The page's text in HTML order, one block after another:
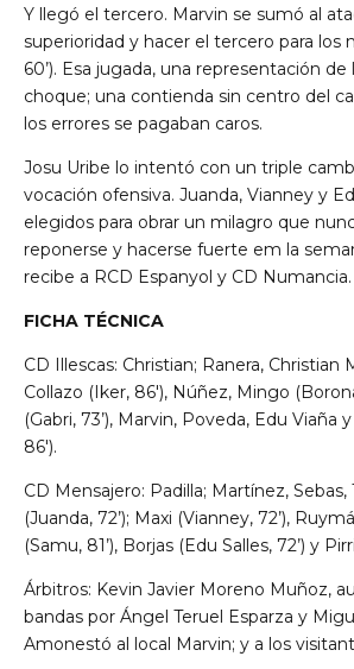
Y llegó el tercero. Marvin se sumó al
superioridad y hacer el tercero para los
60’). Esa jugada, una representación de
choque; una contienda sin centro del
los errores se pagaban caros.
Josu Uribe lo intentó con un triple
vocación ofensiva. Juanda, Vianney y
elegidos para obrar un milagro que
reponerse y hacerse fuerte em la
recibe a RCD Espanyol y CD Numancia.
FICHA TÉCNICA
CD Illescas: Christian; Ranera, Christian
Collazo (Iker, 86′), Núñez, Mingo
(Gabri, 73’), Marvin, Poveda, Edu Viaña
86′).
CD Mensajero: Padilla; Martínez, Sebas,
(Juanda, 72’); Maxi (Vianney, 72’),
(Samu, 81’), Borjas (Edu Salles, 72’) y
Árbitros: Kevin Javier Moreno Muñoz,
bandas por Ángel Teruel Esparza y
Amonestó al local Marvin; y a los